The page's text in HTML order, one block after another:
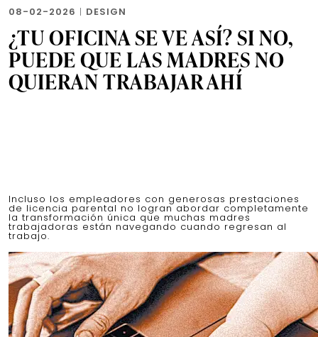
08-02-2026 | DESIGN
¿TU OFICINA SE VE ASÍ? SI NO,
PUEDE QUE LAS MADRES NO
QUIERAN TRABAJAR AHÍ
Incluso los empleadores con generosas prestaciones
de licencia parental no logran abordar completamente
la transformación única que muchas madres
trabajadoras están navegando cuando regresan al
trabajo.